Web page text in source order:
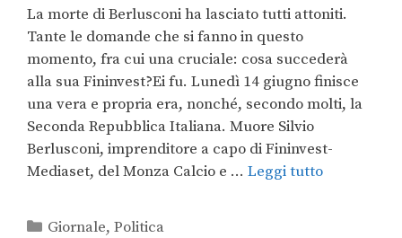
La morte di Berlusconi ha lasciato tutti attoniti.
Tante le domande che si fanno in questo
momento, fra cui una cruciale: cosa succederà
alla sua Fininvest?Ei fu. Lunedì 14 giugno finisce
una vera e propria era, nonché, secondo molti, la
Seconda Repubblica Italiana. Muore Silvio
Berlusconi, imprenditore a capo di Fininvest-
Mediaset, del Monza Calcio e … Leggi tutto
Giornale,Politica